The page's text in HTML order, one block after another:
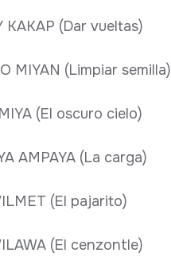
KAKAP (Dar vueltas)
MIYAN (Limpiar semilla)
(El oscuro cielo)
AMPAYA (La carga)
(El pajarito)
(El cenzontle)